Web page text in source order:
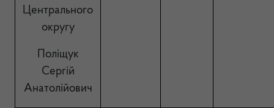
Центрального
округу
Поліщук
Сергій
Анатолійович